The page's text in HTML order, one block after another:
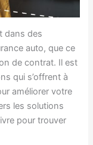
dans des
auto, que ce
de contrat. Il est
qui s’offrent à
améliorer votre
les solutions
pour trouver